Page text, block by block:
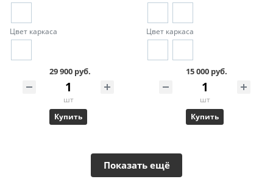
Цвет каркаса
29 900 руб.
шт
Купить
Цвет каркаса
15 000 руб.
шт
Купить
Показать ещё